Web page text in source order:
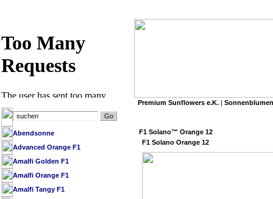
Premium Sunflowers e.K. |
Abendsonne
Advanced Orange F1
Amalfi Golden F1
Amalfi Orange F1
Amalfi Tangy F1
F1 Solano™ Orange 12
F1 Solano Orange 12